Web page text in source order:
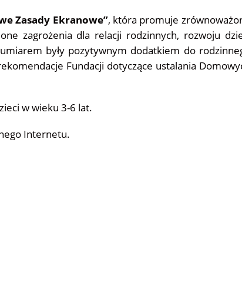
Zasady Ekranowe”, która promuje
zagrożenia dla relacji rodzinnych, rozwoju
były pozytywnym dodatkiem do
Fundacji dotyczące ustalania
w wieku 3-6 lat.
Internetu.